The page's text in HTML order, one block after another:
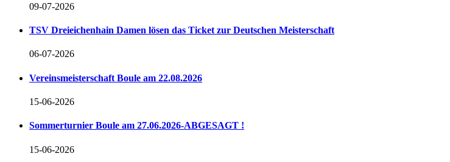
09-07-2026
TSV Dreieichenhain Damen lösen das Ticket zur Deutschen Meisterschaft
06-07-2026
Vereinsmeisterschaft Boule am 22.08.2026
15-06-2026
Sommerturnier Boule am 27.06.2026-ABGESAGT !
15-06-2026